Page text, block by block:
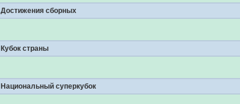
Достижения сборных
Кубок страны
Национальный суперкубок